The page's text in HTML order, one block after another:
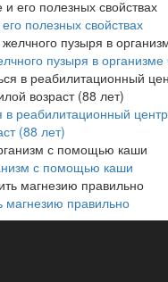
полезных свойствах
пузыря в организме
в реабилитационный
(88 лет)
с помощью каши
магнезию правильно